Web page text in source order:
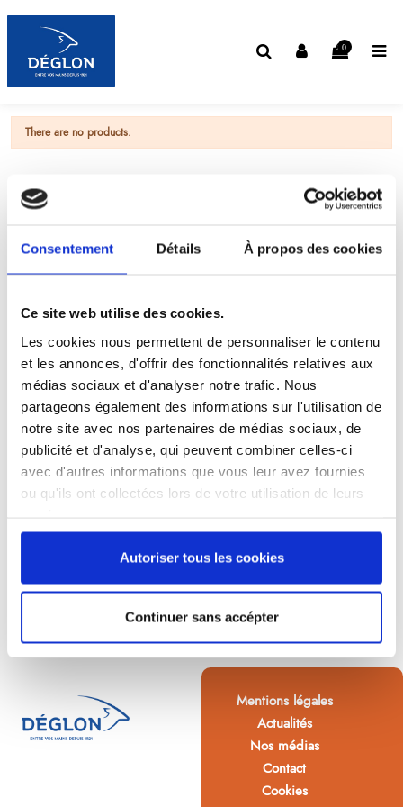
Consentement Détails À propos des cookies
Ce site web utilise des cookies.
Les cookies nous permettent de personnaliser le contenu
et les annonces, d'offrir des fonctionnalités relatives aux
médias sociaux et d'analyser notre trafic. Nous
partageons également des informations sur l'utilisation de
notre site avec nos partenaires de médias sociaux, de
publicité et d'analyse, qui peuvent combiner celles-ci
avec d'autres informations que vous leur avez fournies
ou qu'ils ont collectées lors de votre utilisation de leurs
Autoriser tous les cookies
Continuer sans accépter
0
There are no products.
Mentions légales
Actualités
Nos médias
Contact
Cookies